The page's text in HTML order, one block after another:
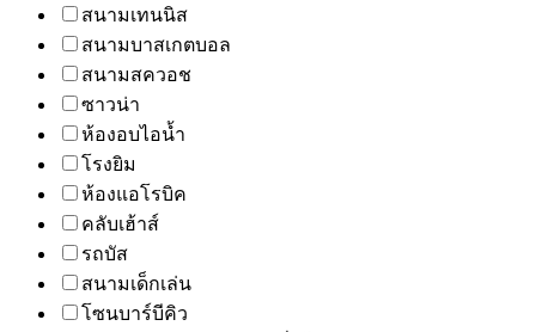
สนามเทนนิส
สนามบาสเกตบอล
สนามสควอช
ซาวน่า
ห้องอบไอน้ำ
โรงยิม
ห้องแอโรบิค
คลับเฮ้าส์
รถบัส
สนามเด็กเล่น
โซนบาร์บีคิว